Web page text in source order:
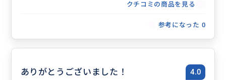
クチコミの商品を見る
参考になった 0
ありがとうございました！ 4.0